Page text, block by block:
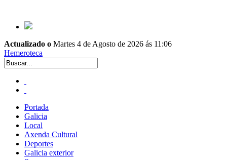
Actualizado o Martes 4 de Agosto de 2026 ás 11:06
Hemeroteca
Portada
Galicia
Local
Axenda Cultural
Deportes
Galicia exterior